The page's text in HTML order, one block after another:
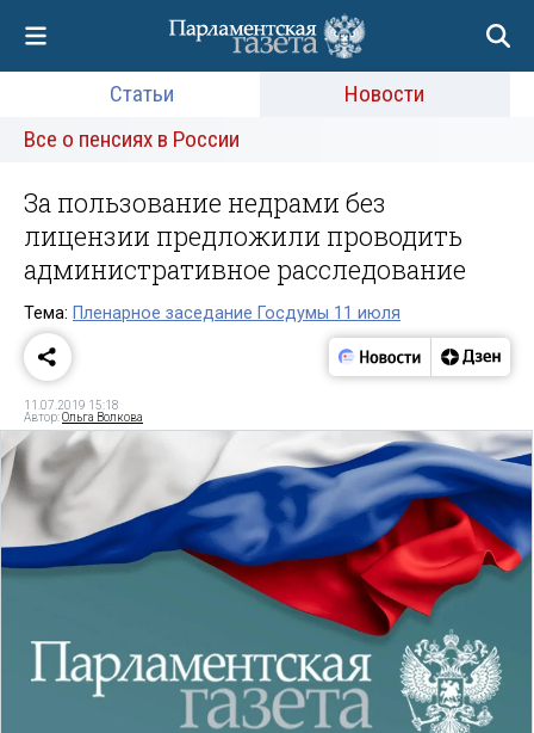
Статьи
Новости
Все о пенсиях в России
За пользование недрами без
лицензии предложили проводить
административное расследование
Тема: Пленарное заседание Госдумы 11 июля
11.07.2019 15:18
Автор:Ольга Волкова